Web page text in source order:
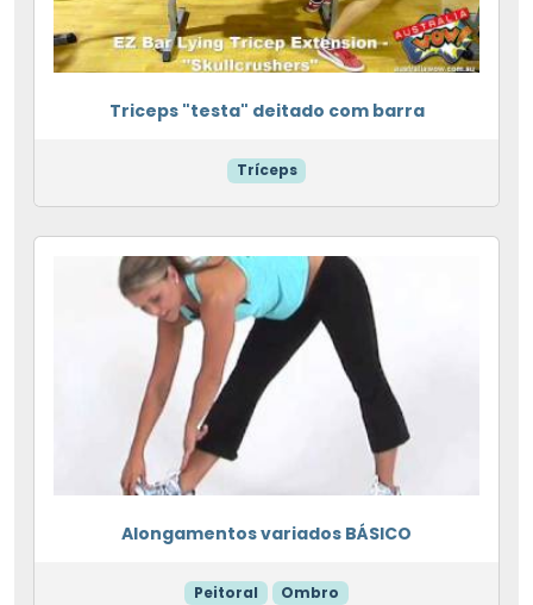
Triceps "testa" deitado com barra
Tríceps
Alongamentos variados BÁSICO
Peitoral Ombro